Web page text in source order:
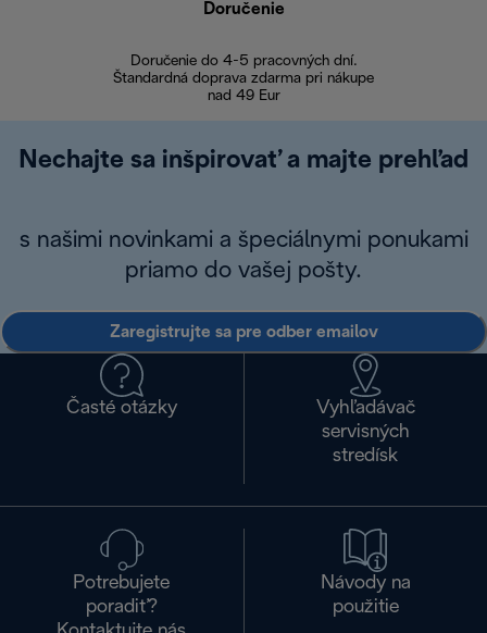
Doručenie
Doručenie do 4-5 pracovných dní.
Štandardná doprava zdarma pri nákupe
nad 49 Eur
Nechajte sa inšpirovať a majte prehľad
s našimi novinkami a špeciálnymi ponukami
priamo do vašej pošty.
Zaregistrujte sa pre odber emailov
Časté otázky
Vyhľadávač
servisných
stredísk
Potrebujete
poradiť?
Návody na
použitie